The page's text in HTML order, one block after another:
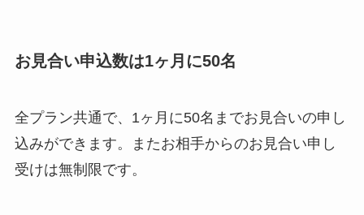
お見合い申込数は1ヶ月に50名
全プラン共通で、1ヶ月に50名までお見合いの申し
込みができます。またお相手からのお見合い申し
受けは無制限です。